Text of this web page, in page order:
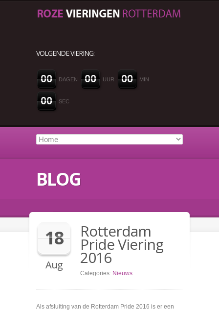
VOLGENDE VIERING:
00 DAGEN 00 UUR 00 MIN
00 SEC
BLOG
18
Aug
Rotterdam
Pride Viering
2016
Categories: Nieuws
Als afsluiting van de Rotterdam Pride 2016 is er een